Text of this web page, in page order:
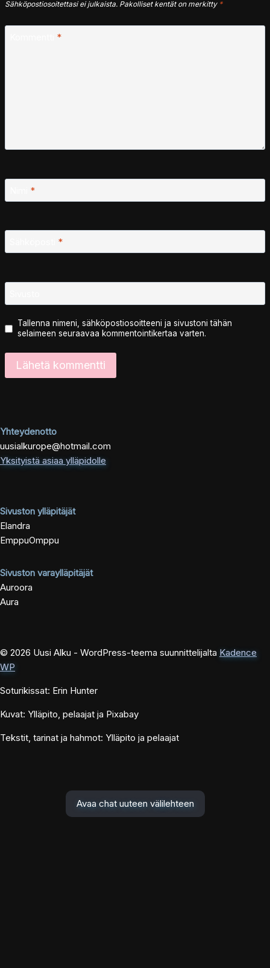
Sähköpostiosoitettasi ei julkaista. Pakolliset kentät on merkitty *
*
*
*
Tallenna nimeni, sähköpostiosoitteeni ja sivustoni tähän
selaimeen seuraavaa kommentointikertaa varten.
Yhteydenotto
uusialkurope@hotmail.com
Yksityistä asiaa ylläpidolle
Sivuston ylläpitäjät
Elandra
EmppuOmppu
Sivuston varaylläpitäjät
Auroora
Aura
© 2026 Uusi Alku - WordPress-teema suunnittelijalta Kadence
WP
Soturikissat: Erin Hunter
Kuvat: Ylläpito, pelaajat ja Pixabay
Tekstit, tarinat ja hahmot: Ylläpito ja pelaajat
Avaa chat uuteen välilehteen